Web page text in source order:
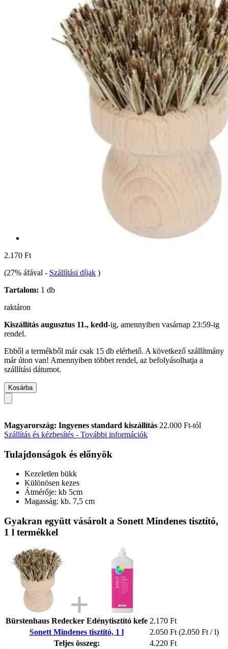
2.170 Ft
(27% áfával - Szállítási díjak )
Tartalom: 1 db
raktáron
Kiszállítás augusztus 11., kedd-ig, amennyiben vasárnap 23:59-ig
rendel.
Ebből a termékből már csak 15 db elérhető. A következő szállítmány
már úton van! Amennyiben többet rendel, az befolyásolhatja a
szállítási dátumot.
Kosárba
Magyarország: Ingyenes standard kiszállítás 22.000 Ft-tól
Szállítás és kézbesítés - További információk
Tulajdonságok és előnyök
Kezeletlen bükk
Különösen kezes
Átmérője: kb 5cm
Magasság: kb. 7,5 cm
Gyakran együtt vásárolt a Sonett Mindenes tisztító,
1 l termékkel
Bürstenhaus Redecker Edénytisztító kefe 2.170 Ft
Sonett Mindenes tisztító, 1 l
2.050 Ft (2.050 Ft / l)
Teljes összeg:
4.220 Ft